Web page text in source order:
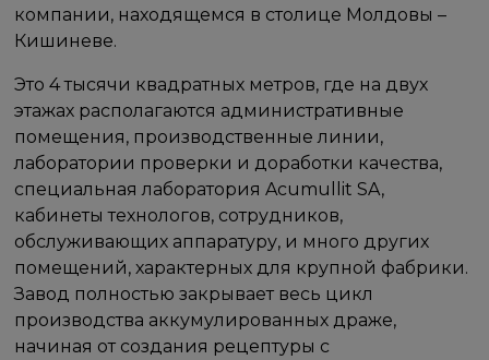
компании, находящемся в столице Молдовы –
Кишиневе.
Это 4 тысячи квадратных метров, где на двух
этажах располагаются административные
помещения, производственные линии,
лаборатории проверки и доработки качества,
специальная лаборатория Acumullit SA,
кабинеты технологов, сотрудников,
обслуживающих аппаратуру, и много других
помещений, характерных для крупной фабрики.
Завод полностью закрывает весь цикл
производства аккумулированных драже,
начиная от создания рецептуры с